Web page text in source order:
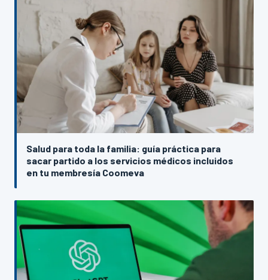
Salud para toda la familia: guía práctica para
sacar partido a los servicios médicos incluidos
en tu membresía Coomeva